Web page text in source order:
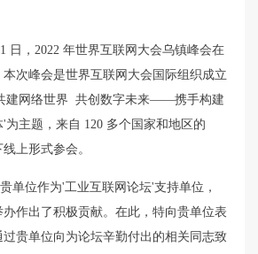
日，2022 年世界互联网大会乌镇峰会在
次峰会是世界互联网大会国际组织成立
建网络世界 共创数字未来——携手构建
为主题，来自 120 多个国家和地区的
上形式参会。
单位作为'工业互联网论坛'支持单位，
作出了积极贡献。在此，特向贵单位表
贵单位向为论坛辛勤付出的相关同志致